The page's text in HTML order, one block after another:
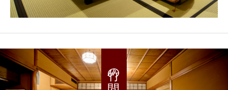
竹の間